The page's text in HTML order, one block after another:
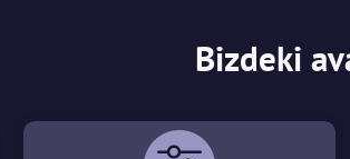
Bizdeki